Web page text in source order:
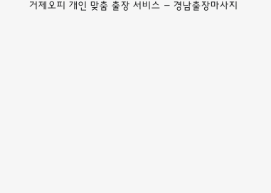
거제오피 개인 맞춤 출장 서비스 - 경남출장마사지